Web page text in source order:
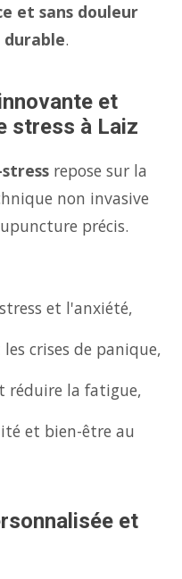
et sans douleur
.
et
stress à Laiz
repose sur la
non invasive
précis.
et l'anxiété,
crises de panique,
réduire la fatigue,
et bien-être au
et